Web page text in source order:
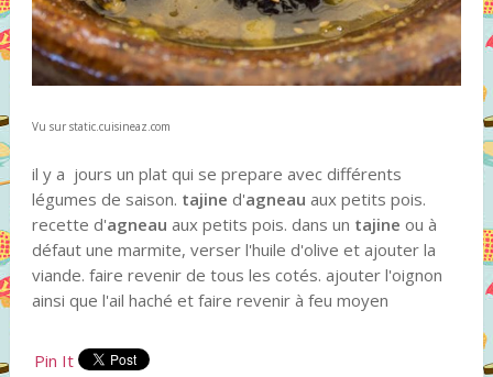
Vu sur static.cuisineaz.com
il y a jours un plat qui se prepare avec différents
légumes de saison. tajine d'agneau aux petits pois.
recette d'agneau aux petits pois. dans un tajine ou à
défaut une marmite, verser l'huile d'olive et ajouter la
viande. faire revenir de tous les cotés. ajouter l'oignon
ainsi que l'ail haché et faire revenir à feu moyen
Pin It